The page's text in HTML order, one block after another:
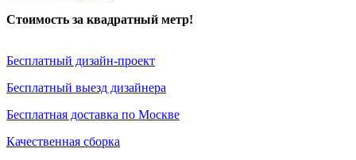
Стоимость за квадратный метр!
Бесплатный дизайн-проект
Бесплатный выезд дизайнера
Бесплатная доставка по Москве
Качественная сборка